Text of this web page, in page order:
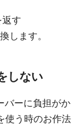
返す
します。
しない
バーに負担がか
使う時のお作法